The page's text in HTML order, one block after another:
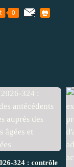
0
324 : contrôle